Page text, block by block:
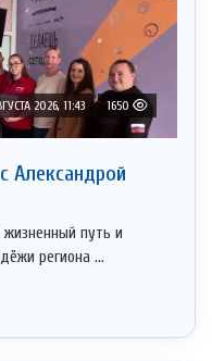
2026, 11:43 1650
Александрой
путь и
региона ...